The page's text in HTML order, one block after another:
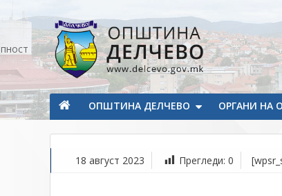
Општина Делчево
Општина Делчево
ОПШТИНА ДЕЛЧЕВО ОРГАНИ НА
18 август 2023 Прегледи: 0